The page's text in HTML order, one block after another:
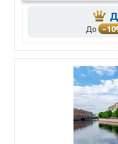
До